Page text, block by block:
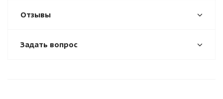
Отзывы
Задать вопрос